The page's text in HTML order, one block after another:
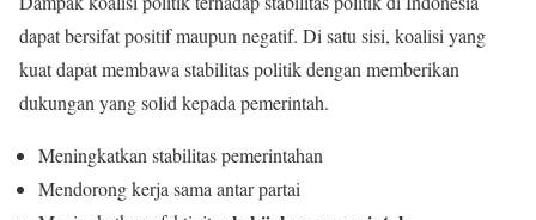
dapat bersifat positif maupun negatif. Di satu sisi, koalisi yang
kuat dapat membawa stabilitas politik dengan memberikan
dukungan yang solid kepada pemerintah.
Meningkatkan stabilitas pemerintahan
Mendorong kerja sama antar partai